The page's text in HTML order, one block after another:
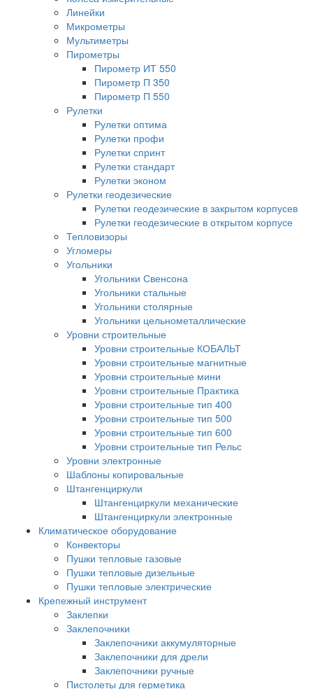
Линейки
Микрометры
Мультиметры
Пирометры
Пирометр ИТ 550
Пирометр П 350
Пирометр П 550
Рулетки
Рулетки оптима
Рулетки профи
Рулетки спринт
Рулетки стандарт
Рулетки эконом
Рулетки геодезические
Рулетки геодезические в закрытом корпусев
Рулетки геодезические в открытом корпусе
Тепловизоры
Угломеры
Угольники
Угольники Свенсона
Угольники стальные
Угольники столярные
Угольники цельнометаллические
Уровни строительные
Уровни строительные КОБАЛЬТ
Уровни строительные магнитные
Уровни строительные мини
Уровни строительные Практика
Уровни строительные тип 400
Уровни строительные тип 500
Уровни строительные тип 600
Уровни строительные тип Рельс
Уровни электронные
Шаблоны копировальные
Штангенциркули
Штангенциркули механические
Штангенциркули электронные
Климатическое оборудование
Конвекторы
Пушки тепловые газовые
Пушки тепловые дизельные
Пушки тепловые электрические
Крепежный инструмент
Заклепки
Заклепочники
Заклепочники аккумуляторные
Заклепочники для дрели
Заклепочники ручные
Пистолеты для герметика